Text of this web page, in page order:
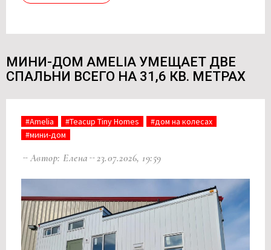
МИНИ-ДОМ AMELIA УМЕЩАЕТ ДВЕ
СПАЛЬНИ ВСЕГО НА 31,6 КВ. МЕТРАХ
#Amelia #Teacup Tiny Homes
#дом на колесах
#мини-дом
Автор: Елена 23.07.2026, 19:59